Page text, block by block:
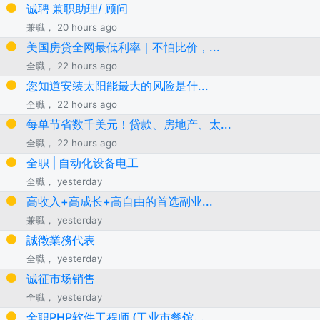
诚聘 兼职助理/ 顾问
兼職， 20 hours ago
美国房贷全网最低利率｜不怕比价，...
全職， 22 hours ago
您知道安装太阳能最大的风险是什...
全職， 22 hours ago
每单节省数千美元！贷款、房地产、太...
全職， 22 hours ago
全职 | 自动化设备电工
全職， yesterday
高收入+高成长+高自由的首选副业...
兼職， yesterday
誠徵業務代表
全職， yesterday
诚征市场销售
全職， yesterday
全职PHP软件工程师 (工业市餐馆...